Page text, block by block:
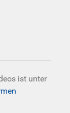
ist unter